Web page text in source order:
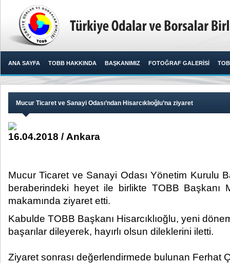
ANA SAYFA TOBB HAKKINDA BAŞKANIMIZ FOTOĞRAF GALERİSİ
Mucur Ticaret ve Sanayi Odası’ndan Hisarcıklıoğlu’na ziyaret
16.04.2018 / Ankara
Mucur Ticaret ve Sanayi Odası Yönetim Kurulu
beraberindeki heyet ile birlikte TOBB Başkanı
makamında ziyaret etti.​
Kabulde TOBB Başkanı Hisarcıklıoğlu, yeni
başarılar dileyerek, hayırlı olsun dileklerini iletti.
Ziyaret sonrası değerlendirmede bulunan Ferhat